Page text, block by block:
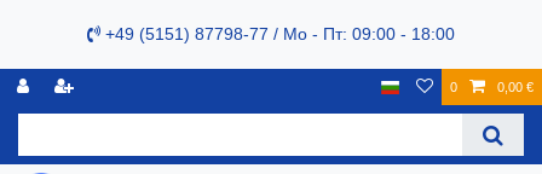
+49 (5151) 87798-77 / Mo - Пт: 09:00 - 18:00
0 0,00 €